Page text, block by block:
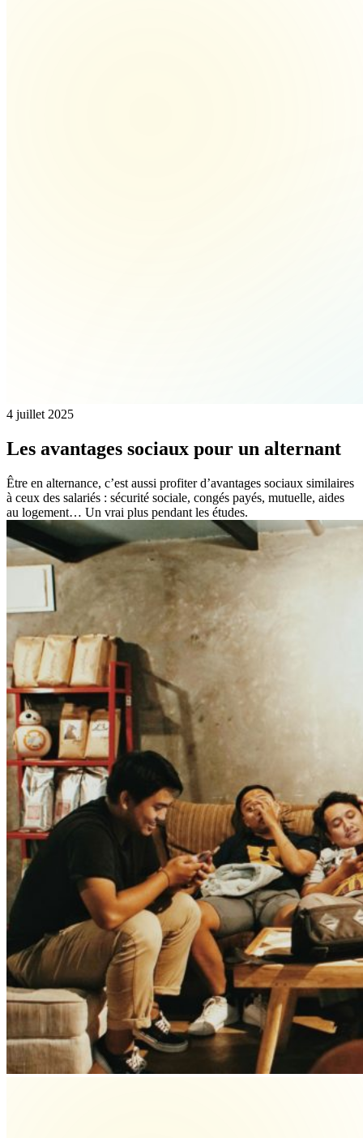
4 juillet 2025
Les avantages sociaux pour un alternant
Être en alternance, c’est aussi profiter d’avantages sociaux similaires
à ceux des salariés : sécurité sociale, congés payés, mutuelle, aides
au logement… Un vrai plus pendant les études.